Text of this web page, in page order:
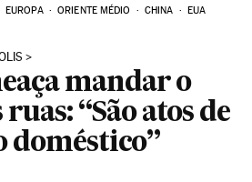
EUROPA ORIENTE MÉDIO CHINA EUA
mandar o
“São atos de